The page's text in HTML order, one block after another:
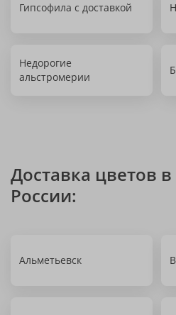
Гипсофила с доставкой
Недорогие
альстромерии
Доставка цветов
России:
Альметьевск